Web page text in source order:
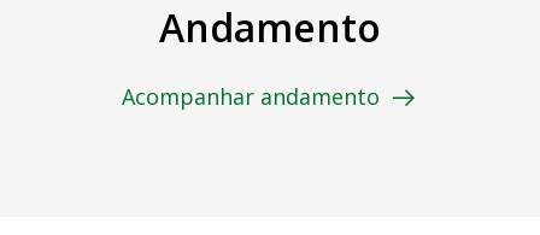
Andamento
Acompanhar andamento